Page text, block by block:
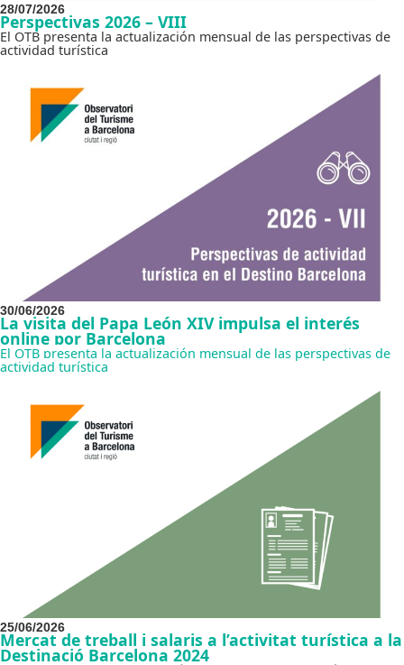
28/07/2026
Perspectivas 2026 – VIII
El OTB presenta la actualización mensual de las perspectivas de
actividad turística
30/06/2026
La visita del Papa León XIV impulsa el interés
online por Barcelona
El OTB presenta la actualización mensual de las perspectivas de
actividad turística
25/06/2026
Mercat de treball i salaris a l’activitat turística a la
Destinació Barcelona 2024